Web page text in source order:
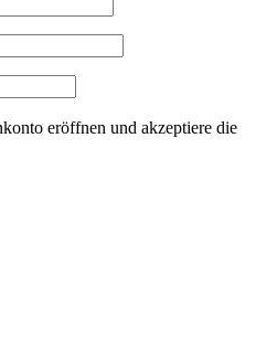
eröffnen und akzeptiere die